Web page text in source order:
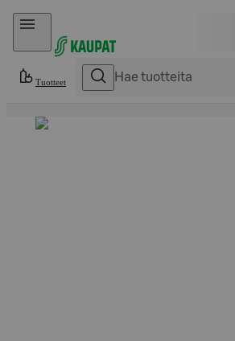
Hyppää sisältöön
Tuotteet